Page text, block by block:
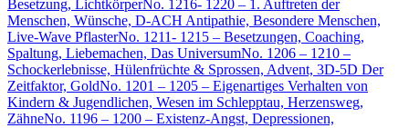
Besetzung, LichtkörperNo. 1216- 1220 – 1. Auftreten der
Menschen, Wünsche, D-ACH Antipathie, Besondere Menschen,
Live-Wave PflasterNo. 1211- 1215 – Besetzungen, Coaching,
Spaltung, Liebemachen, Das UniversumNo. 1206 – 1210 –
Schockerlebnisse, Hülenfrüchte & Sprossen, Advent, 3D-5D Der
Zeitfaktor, GoldNo. 1201 – 1205 – Eigenartiges Verhalten von
Kindern & Jugendlichen, Wesen im Schlepptau, Herzensweg,
ZähneNo. 1196 – 1200 – Existenz-Angst, Depressionen,